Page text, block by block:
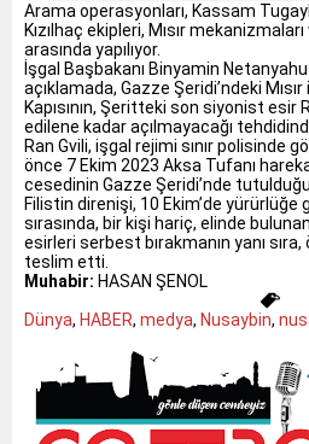
Arama operasyonları, Kassam
Kızılhaç ekipleri, Mısır
arasında yapılıyor.
İşgal Başbakanı Binyamin Netanyahu
açıklamada, Gazze Şeridi’ndeki Mısır
Kapısının, Şeritteki son siyonist esir
edilene kadar açılmayacağı
Ran Gvili, işgal rejimi sınır polisinde
önce 7 Ekim 2023 Aksa Tufanı
cesedinin Gazze Şeridi’nde
Filistin direnişi, 10 Ekim’de
sırasında, bir kişi hariç, elinde
esirleri serbest bırakmanın yanı
teslim etti.
Muhabir: HASAN ŞENOL
Dünya, HABER, medya, Nusaybin,